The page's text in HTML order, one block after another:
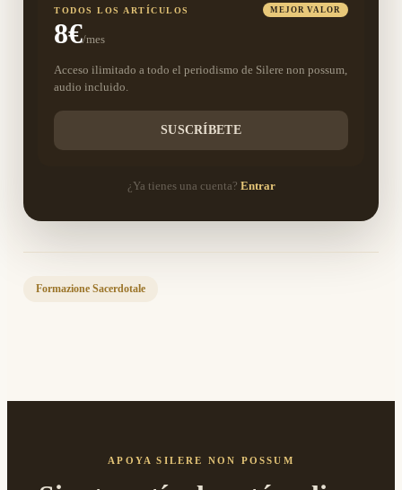
TODOS LOS ARTÍCULOS MEJOR VALOR
8€/mes
Acceso ilimitado a todo el periodismo de Silere non possum,
audio incluido.
SUSCRÍBETE
¿Ya tienes una cuenta? Entrar
Formazione Sacerdotale
APOYA SILERE NON POSSUM